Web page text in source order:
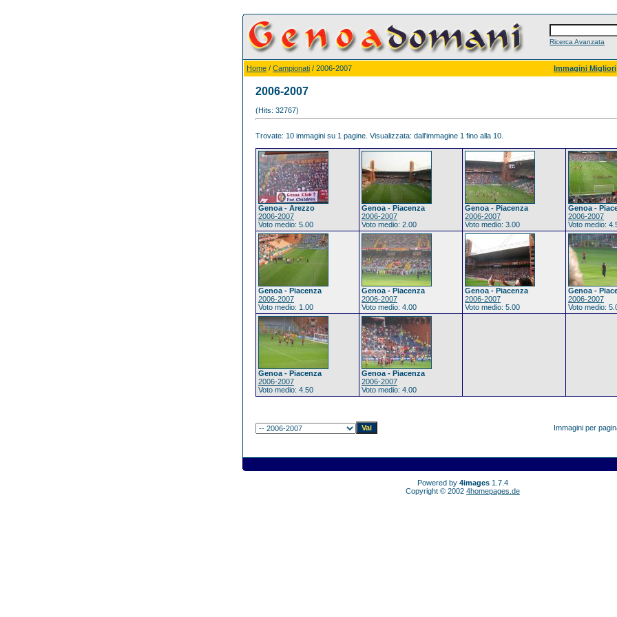
Ricerca Avanzata
Home / Campionati / 2006-2007 Immagini Migliori
2006-2007
(Hits: 32767)
Trovate: 10 immagini su 1 pagine. Visualizzata: dall'immagine 1 fino alla 10.
Genoa - Arezzo
2006-2007
Voto medio: 5.00
Genoa - Piacenza
2006-2007
Voto medio: 2.00
Genoa - Piacenza
2006-2007
Voto medio: 3.00
Genoa -
2006-2007
Voto medio:
Genoa - Piacenza
2006-2007
Voto medio: 1.00
Genoa - Piacenza
2006-2007
Voto medio: 4.00
Genoa - Piacenza
2006-2007
Voto medio: 5.00
Genoa -
2006-2007
Voto medio:
Genoa - Piacenza
2006-2007
Voto medio: 4.50
Genoa - Piacenza
2006-2007
Voto medio: 4.00
Immagini per
Powered by 4images 1.7.4
Copyright © 2002 4homepages.de